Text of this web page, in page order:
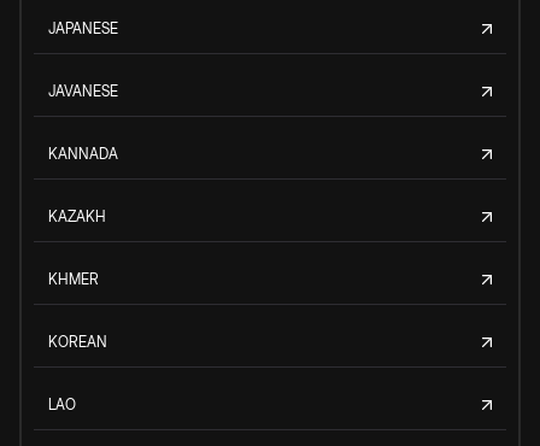
JAPANESE
JAVANESE
KANNADA
KAZAKH
KHMER
KOREAN
LAO